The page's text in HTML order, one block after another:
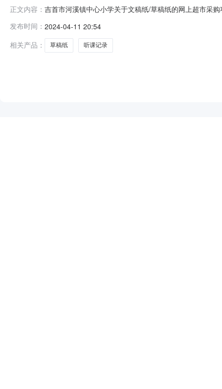
正文内容： 吉首市河溪镇中心小学关于文稿纸/草稿纸的网上超市采
名称:湖南省湘西土家族苗族自治州吉首市报价起止时间
发布时间： 2024-04-11 20:54
相关产品：
草稿纸 听课记录